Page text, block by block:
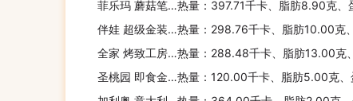
菲乐玛 蘑菇笔尖短通心粉热量：397.71千卡、脂肪8.90克
伴娃 超级金装营养奶米粉(高钙型)热量：298.76千卡、脂肪10.00克
全家 烤致工房熏肠芝士面包热量：288.48千卡、脂肪13.00克
圣桃园 即食金枪鱼意大利面热量：120.00千卡、脂肪5.00克